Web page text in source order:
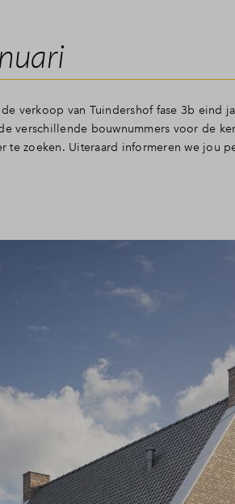
verkoop van Tuindershof fase 3b eind
verschillende bouwnummers voor de
zoeken. Uiteraard informeren we jou